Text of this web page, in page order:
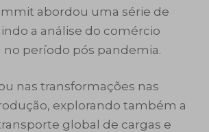
abordou uma série de
a análise do comércio
no período pós pandemia.
nas transformações nas
explorando também a
global de cargas e